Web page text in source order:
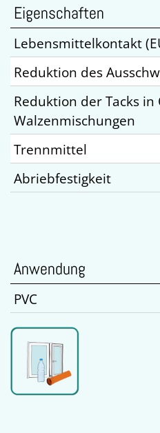
Eigenschaften
Lebensmittelkontakt
Reduktion des
Reduktion der Tacks in
Walzenmischungen
Trennmittel
Abriebfestigkeit
Anwendung
PVC